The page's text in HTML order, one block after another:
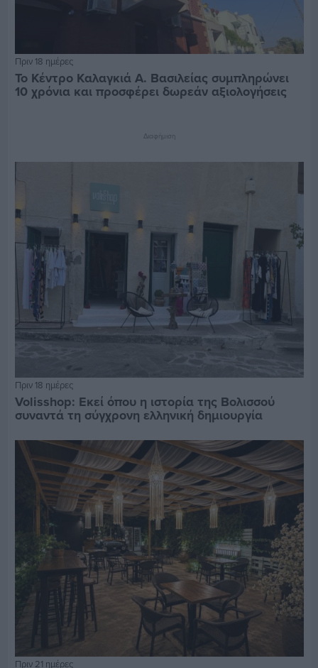
Πριν 18 ημέρες
Το Κέντρο Καλαγκιά Α. Βασιλείας συμπληρώνει
10 χρόνια και προσφέρει δωρεάν αξιολογήσεις
Διαφήμιση
Πριν 18 ημέρες
Volisshop: Εκεί όπου η ιστορία της Βολισσού
συναντά τη σύγχρονη ελληνική δημιουργία
Πριν 21 ημέρες